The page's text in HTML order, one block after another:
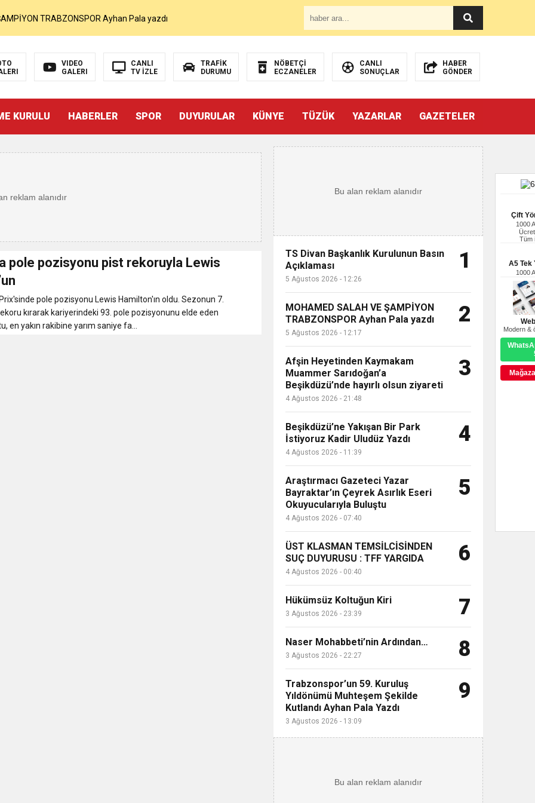
Çift
1000
Tüm
A5 Tek
1000
Modern &
MOHAMED SALAH VE ŞAMPİYON TRABZONSPOR Ayhan Pala yazdı
Muammer Sarıdoğan’a Beşikdüzü’nde hayırlı olsun ziyareti
Yıldönümü Muhteşem Şekilde Kutlandı Ayhan Pala Yazdı
Ayağa Kalkamaz!
VIDEO
GALERI
CANLI
TV İZLE
TRAFİK
DURUMU
NÖBETÇİ
ECZANELER
CANLI
SONUÇLAR
HABER
GÖNDER
KURULU HABERLER SPOR DUYURULAR KÜNYE TÜZÜK YAZARLAR GAZETELER
pole pozisyonu pist rekoruyla Lewis
pole pozisyonu Lewis Hamilton'ın oldu. Sezonun 7.
kırarak kariyerindeki 93. pole pozisyonunu elde eden
en yakın rakibine yarım saniye fa...
TS Divan Başkanlık Kurulunun Basın
Açıklaması
5 Ağustos 2026 - 12:26
1
MOHAMED SALAH VE ŞAMPİYON
TRABZONSPOR Ayhan Pala yazdı
5 Ağustos 2026 - 12:17
2
Afşin Heyetinden Kaymakam
Muammer Sarıdoğan’a
Beşikdüzü’nde hayırlı olsun ziyareti
4 Ağustos 2026 - 21:48
3
Beşikdüzü’ne Yakışan Bir Park
İstiyoruz Kadir Uludüz Yazdı
4 Ağustos 2026 - 11:39
4
Araştırmacı Gazeteci Yazar
Bayraktar’ın Çeyrek Asırlık Eseri
Okuyucularıyla Buluştu
4 Ağustos 2026 - 07:40
5
ÜST KLASMAN TEMSİLCİSİNDEN
SUÇ DUYURUSU : TFF YARGIDA
4 Ağustos 2026 - 00:40
6
Hükümsüz Koltuğun Kiri
3 Ağustos 2026 - 23:39 7
Naser Mohabbeti’nin Ardından…
3 Ağustos 2026 - 22:27 8
Trabzonspor’un 59. Kuruluş
Yıldönümü Muhteşem Şekilde
Kutlandı Ayhan Pala Yazdı
3 Ağustos 2026 - 13:09
9